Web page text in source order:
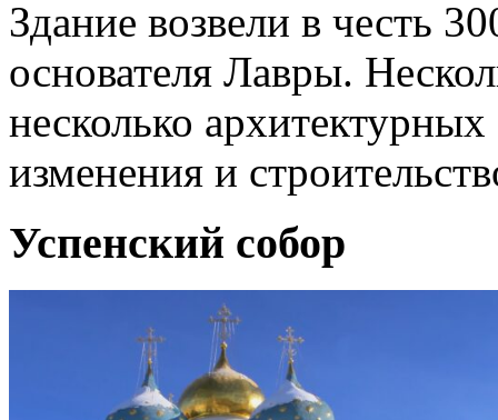
Здание возвели в честь
основателя Лавры.
несколько
изменения и
Успенский собор